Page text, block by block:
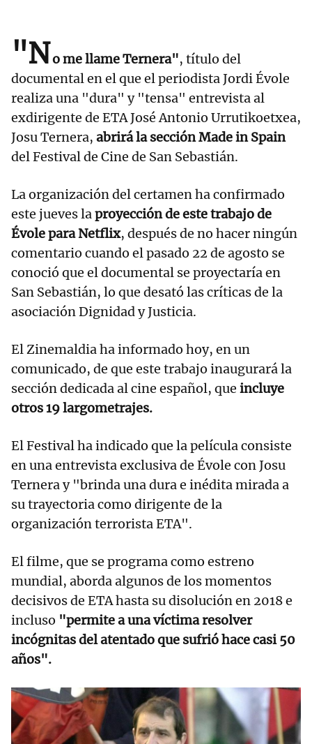
"No me llame Ternera", título del
documental en el que el periodista Jordi Évole
realiza una "dura" y "tensa" entrevista al
exdirigente de ETA José Antonio Urrutikoetxea,
Josu Ternera, abrirá la sección Made in Spain
del Festival de Cine de San Sebastián.
La organización del certamen ha confirmado
este jueves laproyección de este trabajo de
Évole para Netflix, después de no hacer ningún
comentario cuando el pasado 22 de agosto se
conoció que el documental se proyectaría en
San Sebastián, lo que desató las críticas de la
asociación Dignidad y Justicia.
El Zinemaldia ha informado hoy, en un
comunicado, de que este trabajo inaugurará la
sección dedicada al cine español, que incluye
otros 19 largometrajes.
El Festival ha indicado que la película consiste
en una entrevista exclusiva de Évole con Josu
Ternera y "brinda una dura e inédita mirada a
su trayectoria como dirigente de la
organización terrorista ETA".
El filme, que se programa como estreno
mundial, aborda algunos de los momentos
decisivos de ETA hasta su disolución en 2018 e
incluso "permite a una víctima resolver
incógnitas del atentado que sufrió hace casi 50
años".